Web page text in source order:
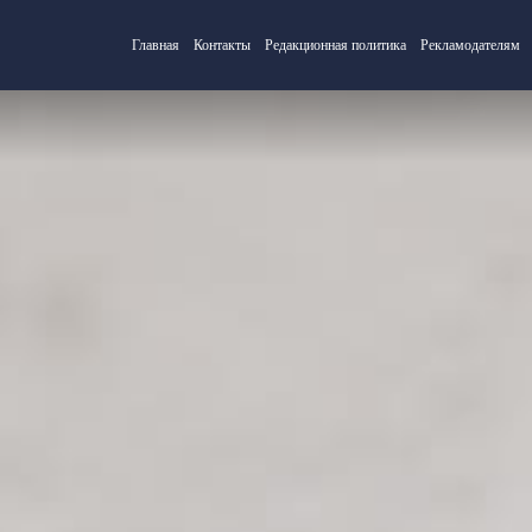
Главная Контакты Редакционная политика Рекламодателям